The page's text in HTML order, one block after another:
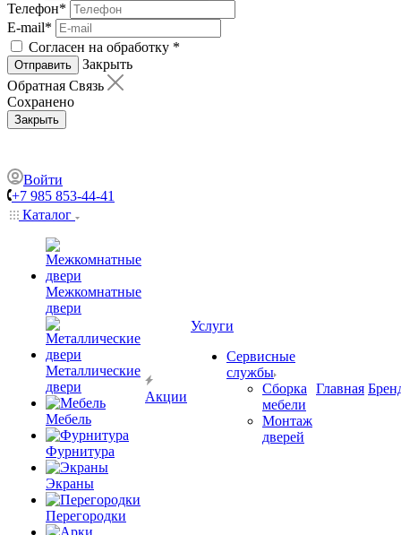
Телефон*
E-mail*
Согласен на обработку *
Отправить
Закрыть
Обратная Связь
Сохранено
Закрыть
Войти
+7 985 853-44-41
Каталог
Межкомнатные
двери
Металлические
двери
Мебель
Фурнитура
Экраны
Перегородки
Акции
Услуги
Сервисные
службы
Сборка
мебели
Монтаж
дверей
Главная